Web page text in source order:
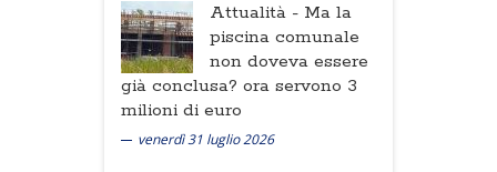
Attualità - Ma la
piscina comunale
non doveva essere
già conclusa? ora servono 3
milioni di euro
venerdì 31 luglio 2026